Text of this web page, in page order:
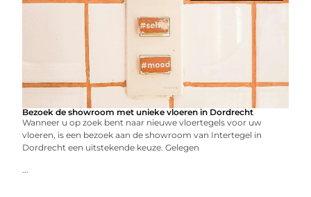
Bezoek de showroom met unieke vloeren in Dordrecht
Wanneer u op zoek bent naar nieuwe vloertegels voor uw
vloeren, is een bezoek aan de showroom van Intertegel in
Dordrecht een uitstekende keuze. Gelegen
...